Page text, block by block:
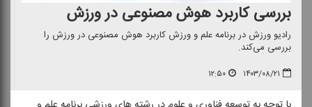
بررسی كاربرد هوش مصنوعی در ورزش
رادیو ورزش در برنامه علم و ورزش كاربرد هوش مصنوعی در ورزش را
بررسی می‌كند.
۱۴۰۳/۰۸/۲۱ ۱۲:۵۰